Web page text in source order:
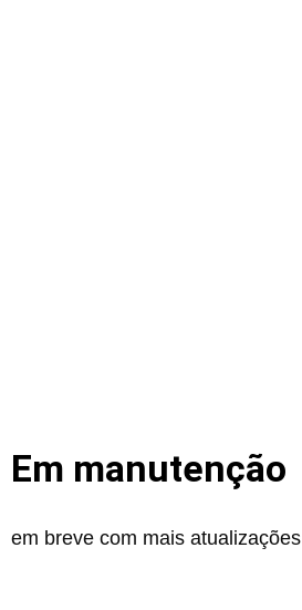
Em manutenção
em breve com mais atualizações